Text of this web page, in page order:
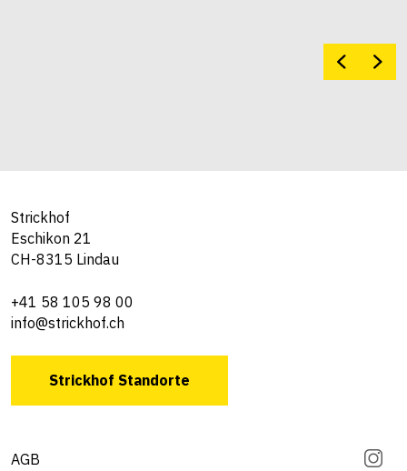
Strickhof
Eschikon 21
CH-8315 Lindau
+41 58 105 98 00
info@strickhof.ch
Strickhof Standorte
AGB